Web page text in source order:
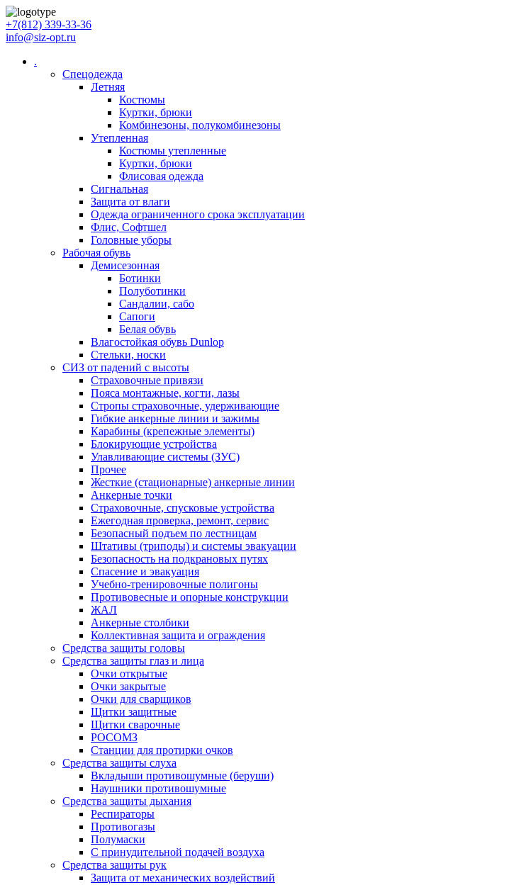
+7(812) 339-33-36
info@siz-opt.ru
.
Спецодежда
Летняя
Костюмы
Куртки, брюки
Комбинезоны, полукомбинезоны
Утепленная
Костюмы утепленные
Куртки, брюки
Флисовая одежда
Сигнальная
Защита от влаги
Одежда ограниченного срока эксплуатации
Флиc, Софтшел
Головные уборы
Рабочая обувь
Демисезонная
Ботинки
Полуботинки
Сандалии, сабо
Сапоги
Белая обувь
Влагостойкая обувь Dunlop
Стельки, носки
СИЗ от падений с высоты
Страховочные привязи
Пояса монтажные, когти, лазы
Стропы страховочные, удерживающие
Гибкие анкерные линии и зажимы
Карабины (крепежные элементы)
Блокирующие устройства
Улавливающие системы (ЗУС)
Прочее
Жесткие (стационарные) анкерные линии
Анкерные точки
Страховочные, спусковые устройства
Ежегодная проверка, ремонт, сервис
Безопасный подъем по лестницам
Штативы (триподы) и системы эвакуации
Безопасность на подкрановых путях
Спасение и эвакуация
Учебно-тренировочные полигоны
Противовесные и опорные конструкции
ЖАЛ
Анкерные столбики
Коллективная защита и ограждения
Средства защиты головы
Средства защиты глаз и лица
Очки открытые
Очки закрытые
Очки для сварщиков
Щитки защитные
Щитки сварочные
РОСОМЗ
Станции для протирки очков
Средства защиты слуха
Вкладыши противошумные (беруши)
Наушники противошумные
Средства защиты дыхания
Респираторы
Противогазы
Полумаски
С принудительной подачей воздуха
Средства защиты рук
Защита от механических воздействий